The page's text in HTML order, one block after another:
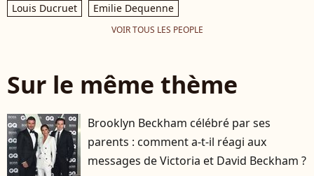
Louis Ducruet Emilie Dequenne
VOIR TOUS LES PEOPLE
Sur le même thème
Brooklyn Beckham célébré par ses
parents : comment a-t-il réagi aux
messages de Victoria et David Beckham ?